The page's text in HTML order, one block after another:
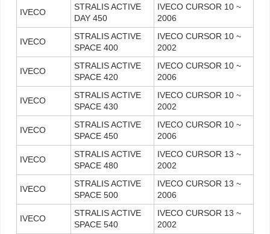
IVECO
STRALIS ACTIVE
DAY 450
IVECO CURSOR 10 ~
2006
IVECO
STRALIS ACTIVE
SPACE 400
IVECO CURSOR 10 ~
2002
IVECO
STRALIS ACTIVE
SPACE 420
IVECO CURSOR 10 ~
2006
IVECO
STRALIS ACTIVE
SPACE 430
IVECO CURSOR 10 ~
2002
IVECO
STRALIS ACTIVE
SPACE 450
IVECO CURSOR 10 ~
2006
IVECO
STRALIS ACTIVE
SPACE 480
IVECO CURSOR 13 ~
2002
IVECO
STRALIS ACTIVE
SPACE 500
IVECO CURSOR 13 ~
2006
IVECO
STRALIS ACTIVE
SPACE 540
IVECO CURSOR 13 ~
2002